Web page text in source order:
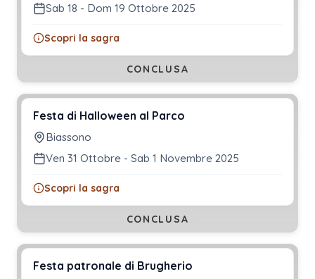
Sab 18 - Dom 19 Ottobre 2025
Scopri la sagra
CONCLUSA
Festa di Halloween al Parco
Biassono
Ven 31 Ottobre - Sab 1 Novembre 2025
Scopri la sagra
CONCLUSA
Festa patronale di Brugherio